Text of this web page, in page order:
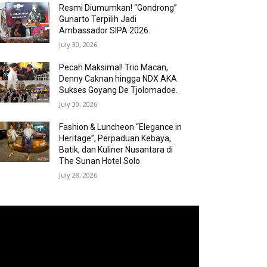
Resmi Diumumkan! “Gondrong”
Gunarto Terpilih Jadi
Ambassador SIPA 2026.
July 30, 2026
Pecah Maksimal! Trio Macan,
Denny Caknan hingga NDX AKA
Sukses Goyang De Tjolomadoe.
July 30, 2026
Fashion & Luncheon “Elegance in
Heritage”, Perpaduan Kebaya,
Batik, dan Kuliner Nusantara di
The Sunan Hotel Solo
July 28, 2026